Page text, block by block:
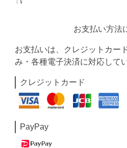
お支払い方法
お支払いは、クレジットカー
み・各種電子決済に対応して
クレジットカード
PayPay